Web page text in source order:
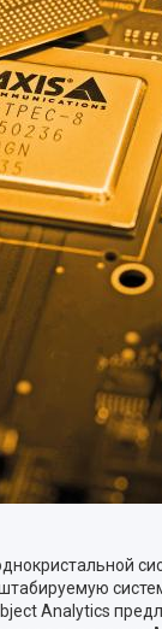
Analytics